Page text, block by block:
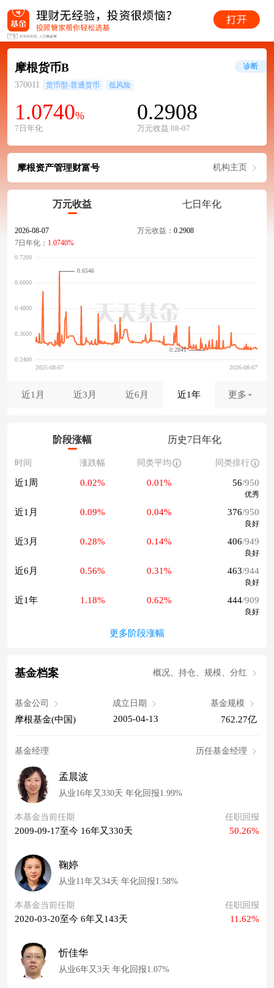
摩根货币B
370011 货币型-普通货币 低风险
1.0740%
7日年化
0.2908
万元收益 08-07
诊断
摩根资产管理财富号 机构主页
万元收益 七日年化
2026-08-07 万元收益： 0.2908
7日年化： 1.0740%
0.2841
0.6546
近1月 近3月 近6月 近1年 更多
阶段涨幅 历史7日年化
时间 涨跌幅 同类平均 同类排行
近1周 0.02% 0.01% 56/950
优秀
近1月 0.09% 0.04% 376/950
良好
近3月 0.28% 0.14% 406/949
良好
近6月 0.56% 0.31% 463/944
良好
近1年 1.18% 0.62% 444/909
良好
更多阶段涨幅
基金档案 概况、持仓、规模、分红
基金公司
摩根基金(中国)
成立日期
2005-04-13
基金规模
762.27亿
基金经理 历任基金经理
孟晨波
从业16年又330天 年化回报1.99%
本基金当前任期
2009-09-17至今 16年又330天
任职回报
50.26%
鞠婷
从业11年又34天 年化回报1.58%
本基金当前任期
2020-03-20至今 6年又143天
任职回报
11.62%
忻佳华
从业6年又3天 年化回报1.07%